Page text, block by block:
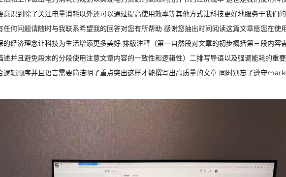
识到除了关注电量消耗以外还可以通过提高使用效率等其他方式让科技更好地服务于我们
何问题请随时与我联系希望我的回答对您有所帮助 感谢您抽出时间阅读这篇文章愿您在使
经济理念让科技为生活增添更多美好 排版注释（第一自然段对文章的初步概括第三段内容
并且避免段末的分段使用注意文章内容的一致性和逻辑性）二排写导语以及强调能耗的重
逻辑顺序并且语言需要简洁明了重点突出这样才能撰写出高质量的文章 同时别忘了遵守